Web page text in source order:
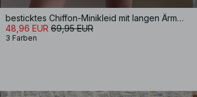
besticktes Chiffon-Minikleid mit langen Ärmeln
48,96 EUR 69,95 EUR
3 Farben